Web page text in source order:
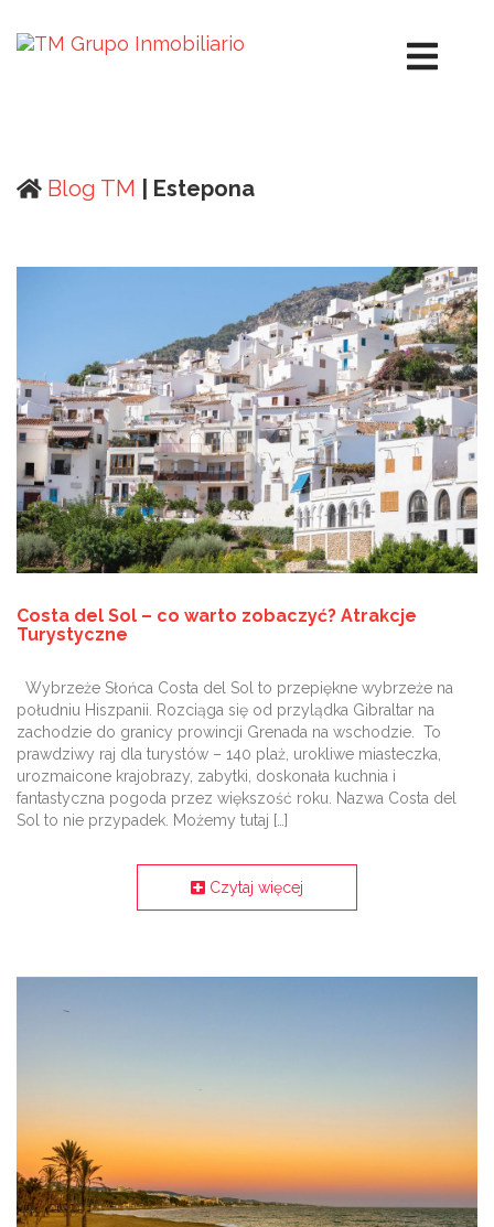
Blog TM | Estepona
Costa del Sol – co warto zobaczyć? Atrakcje
Turystyczne
Wybrzeże Słońca Costa del Sol to przepiękne wybrzeże na
południu Hiszpanii. Rozciąga się od przylądka Gibraltar na
zachodzie do granicy prowincji Grenada na wschodzie. To
prawdziwy raj dla turystów – 140 plaż, urokliwe miasteczka,
urozmaicone krajobrazy, zabytki, doskonała kuchnia i
fantastyczna pogoda przez większość roku. Nazwa Costa del
Sol to nie przypadek. Możemy tutaj […]
Czytaj więcej